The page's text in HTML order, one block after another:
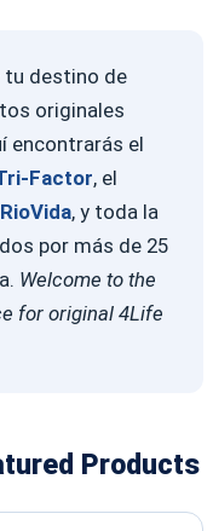
destino de
originales
encontrarás el
Factor, el
RioVida, y toda la
por más de 25
Welcome to the
for original 4Life
Products